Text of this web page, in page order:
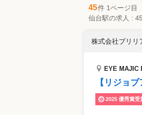
45件 1ページ目
仙台駅の求人 :
株式会社ブリリ
EYE
【リジョ
2025 優秀賞受